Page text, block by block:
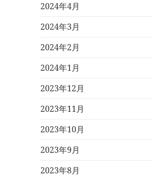
2024年4月
2024年3月
2024年2月
2024年1月
2023年12月
2023年11月
2023年10月
2023年9月
2023年8月